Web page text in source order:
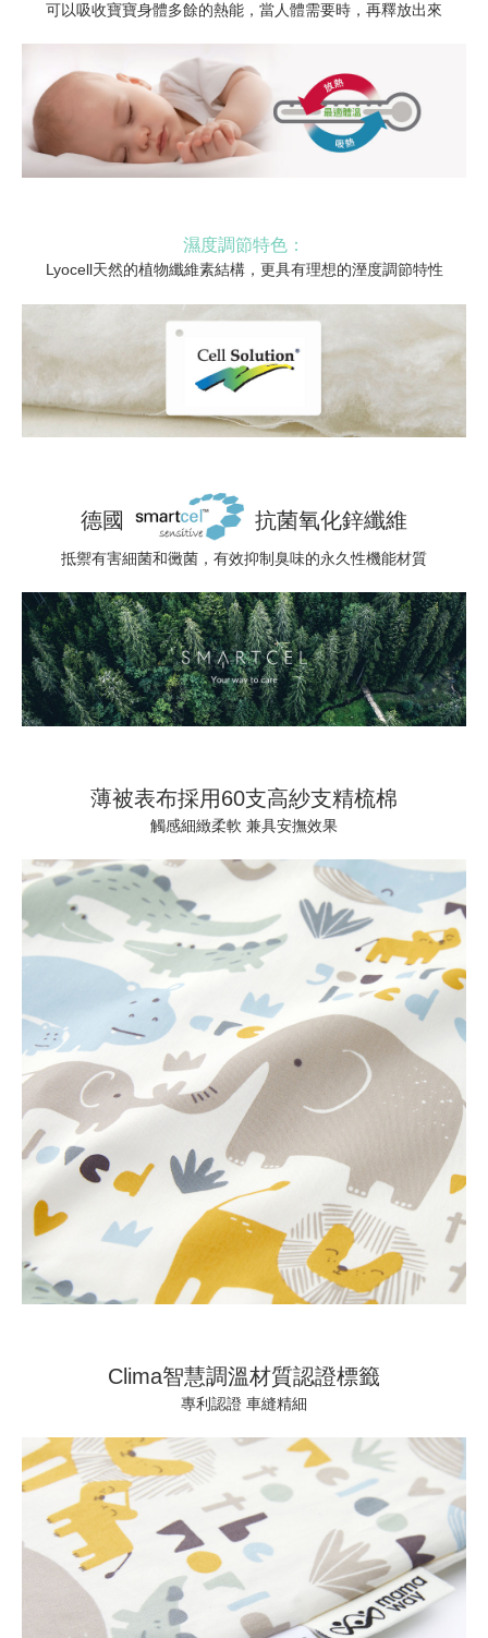
可以吸收寶寶身體多餘的熱能，當人體需要時，再釋放出來
濕度調節特色：
Lyocell天然的植物纖維素結構，更具有理想的溼度調節特性
德國 抗菌氧化鋅纖維
抵禦有害細菌和黴菌，有效抑制臭味的永久性機能材質
薄被表布採用60支高紗支精梳棉
觸感細緻柔軟 兼具安撫效果
Clima智慧調溫材質認證標籤
專利認證 車縫精細